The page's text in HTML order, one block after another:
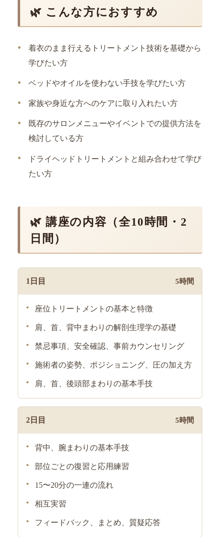
🌿 こんな方におすすめ
着衣のまま行えるトリートメント技術を基礎から
学びたい方
ベッドやオイルを使わない手技を学びたい方
家族や身近な方へのケアに取り入れたい方
既存のサロンメニューやイベントでの提供方法を
検討している方
ドライヘッドトリートメントと組み合わせて学び
たい方
🌿 講座の内容（全10時間・2
日間）
1日目 5時間
座位トリートメントの基本と特徴
肩、首、背中まわりの解剖生理学の基礎
禁忌事項、安全確認、事前カウンセリング
施術者の姿勢、ポジショニング、圧の加え方
肩、首、後頭部まわりの基本手技
2日目 5時間
背中、腕まわりの基本手技
部位ごとの復習と応用練習
15〜20分の一連の流れ
相互実習
フィードバック、まとめ、質疑応答